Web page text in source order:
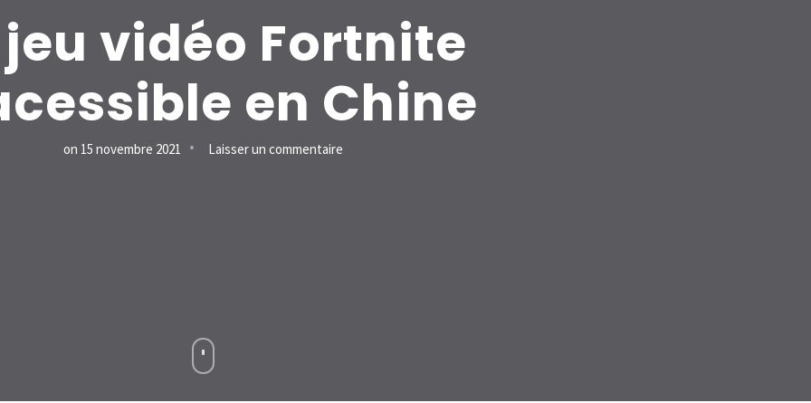
jeu vidéo Fortnite
en Chine
on 15 novembre 2021 Laisser un commentairesur